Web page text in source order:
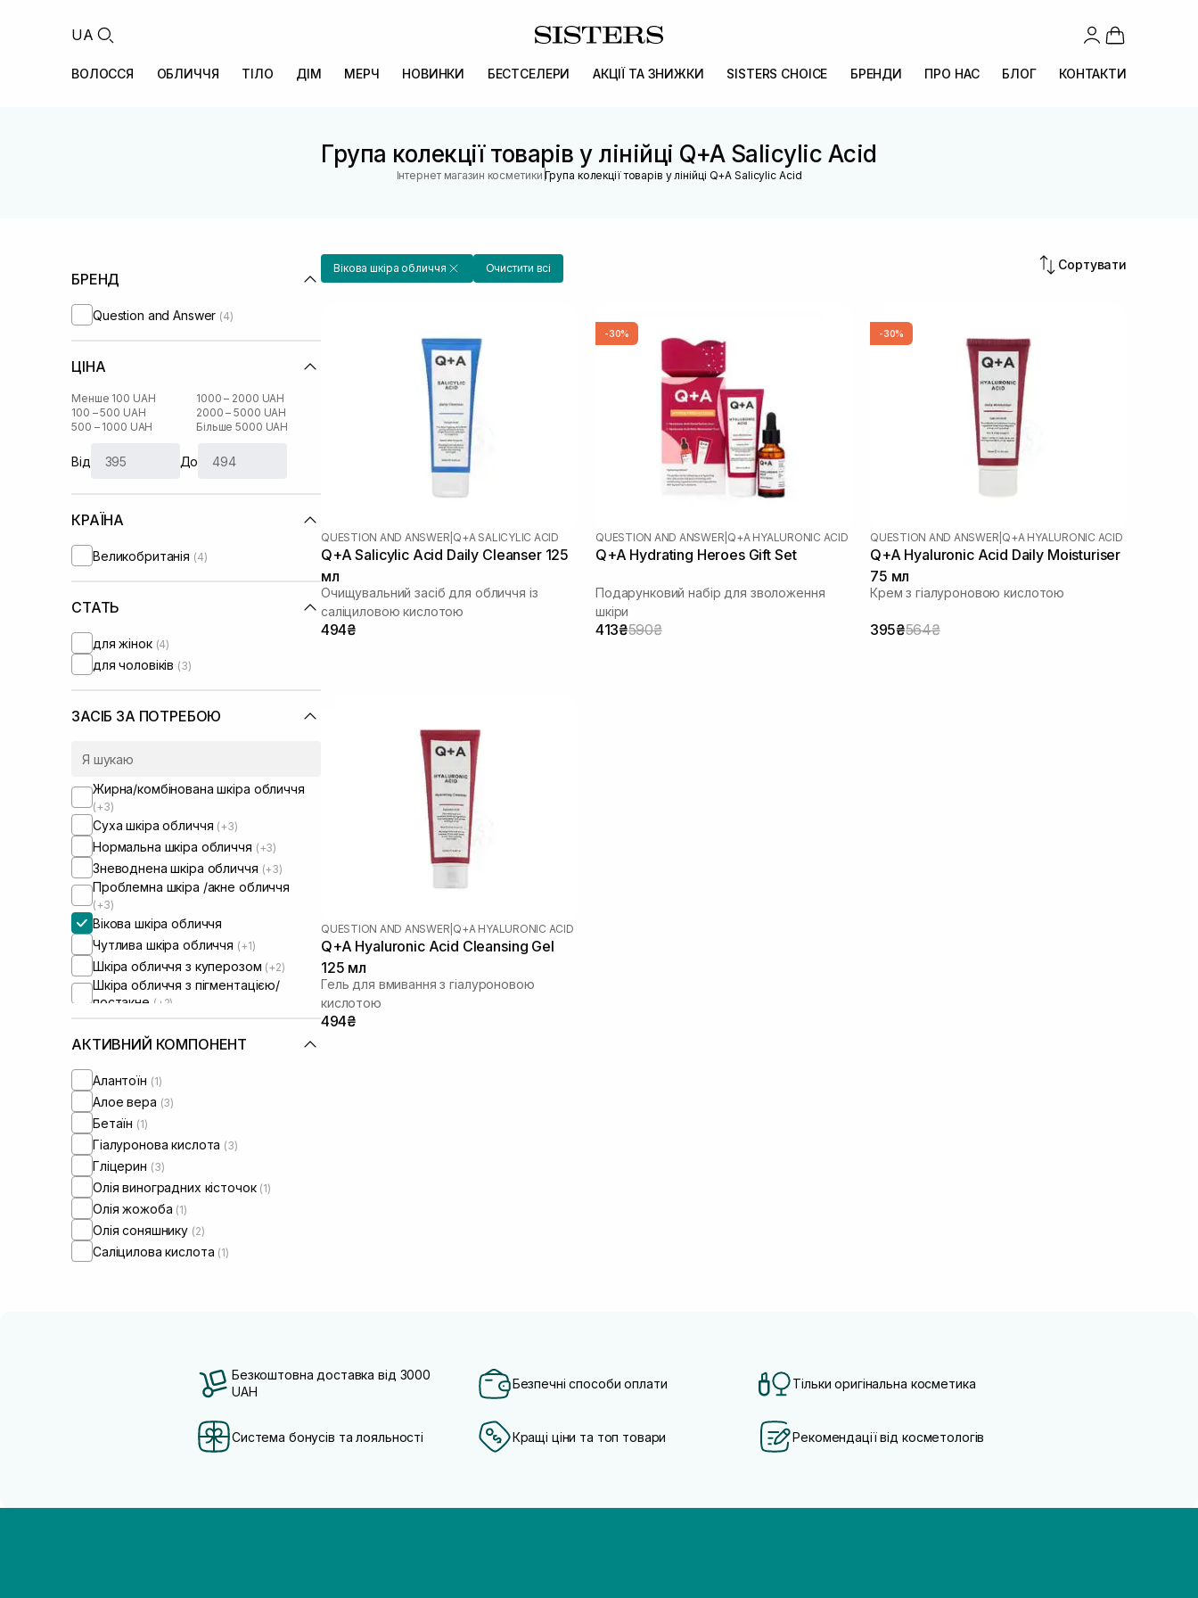
UA
ВОЛОССЯ ОБЛИЧЧЯ ТІЛО ДІМ МЕРЧ НОВИНКИ БЕСТСЕЛЕРИ АКЦІЇ ТА ЗНИЖКИ SISTERS CHOICE БРЕНДИ ПРО НАС БЛОГ КОНТАКТИ
Група колекції товарів у лінійці Q+A Salicylic Acid
Інтернет магазин косметики |Група колекції товарів у лінійці Q+A Salicylic Acid
БРЕНД
Question and Answer (4)
ЦІНА
Менше 100 UAH
100 – 500 UAH
500 – 1000 UAH
1000 – 2000 UAH
2000 – 5000 UAH
Більше 5000 UAH
Від До
КРАЇНА
Великобританія (4)
СТАТЬ
для жінок (4)
для чоловіків (3)
ЗАСІБ ЗА ПОТРЕБОЮ
Жирна/комбінована шкіра обличчя
(+3)
Суха шкіра обличчя (+3)
Нормальна шкіра обличчя (+3)
Зневоднена шкіра обличчя (+3)
Проблемна шкіра /акне обличчя
(+3)
Вікова шкіра обличчя
Чутлива шкіра обличчя (+1)
Шкіра обличчя з куперозом (+2)
Шкіра обличчя з пігментацією/
постакне (+2)
Шкіра обличчя з розширеними
порами(+2)
Шкіра обличчя з порушеним
Шкіра обличчя з порушеним
мікробіомом
Суха/зневоднена шкіра тіла
Чутлива шкіра тіла(+2)
Проблемна шкіра тіла
АКТИВНИЙ КОМПОНЕНТ
Алантоїн (1)
Алое вера (3)
Бетаїн (1)
Гіалуронова кислота (3)
Гліцерин (3)
Олія виноградних кісточок (1)
Олія жожоба (1)
Олія соняшнику (2)
Саліцилова кислота (1)
Вікова шкіра обличчя Очистити всі Сортувати
QUESTION AND ANSWER Q+A SALICYLIC ACID
Q+A Salicylic Acid Daily Cleanser 125
мл
Очищувальний засіб для обличчя із
саліциловою кислотою
494₴
-30%
QUESTION AND ANSWER Q+A HYALURONIC ACID
Q+A Hydrating Heroes Gift Set
Подарунковий набір для зволоження
шкіри
413₴590₴
-30%
QUESTION AND ANSWER Q+A HYALURONIC ACID
Q+A Hyaluronic Acid Daily Moisturiser
75 мл
Крем з гіалуроновою кислотою
395₴564₴
QUESTION AND ANSWER Q+A HYALURONIC ACID
Q+A Hyaluronic Acid Cleansing Gel
125 мл
Гель для вмивання з гіалуроновою
кислотою
494₴
Безкоштовна доставка від 3000
UAH
Безпечні способи оплати Тільки оригінальна косметика
Система бонусів та лояльності Кращі ціни та топ товари Рекомендації від косметологів